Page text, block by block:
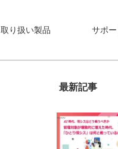
取り扱い製品 サポ
最新記事